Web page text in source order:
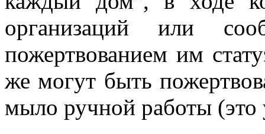
организаций или
пожертвованием им
же могут быть
мыло ручной работы (это